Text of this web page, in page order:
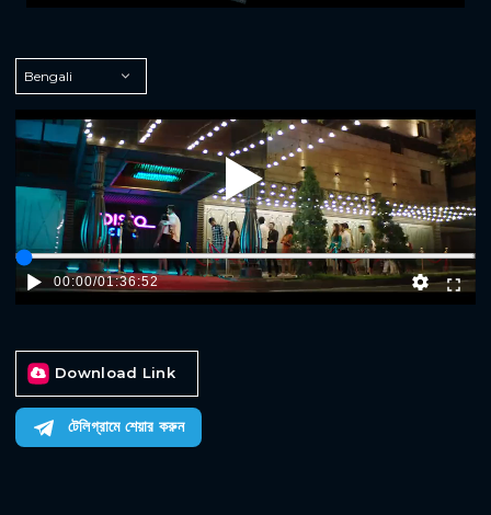
Play
00:00/01:36:52
Download Link
টেলিগ্রামে শেয়ার করুন